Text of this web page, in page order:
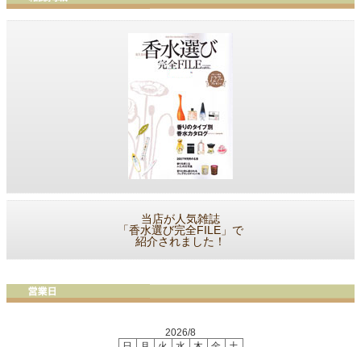
当店が人気雑誌
「香水選び完全FILE」で
紹介されました！
2026/8